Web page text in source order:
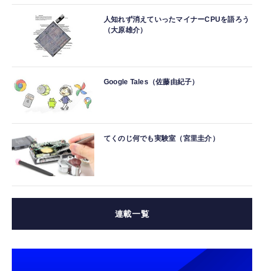
人知れず消えていったマイナーCPUを語ろう
（大原雄介）
Google Tales（佐藤由紀子）
てくのじ何でも実験室（宮里圭介）
連載一覧